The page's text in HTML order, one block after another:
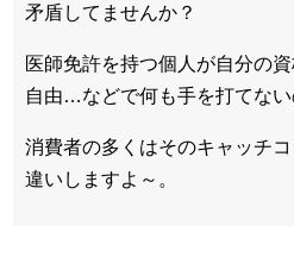
矛盾してませんか？
医師免許を持つ個人が自分の
自由…などで何も手を打てない
消費者の多くはそのキャッチ
違いしますよ～。